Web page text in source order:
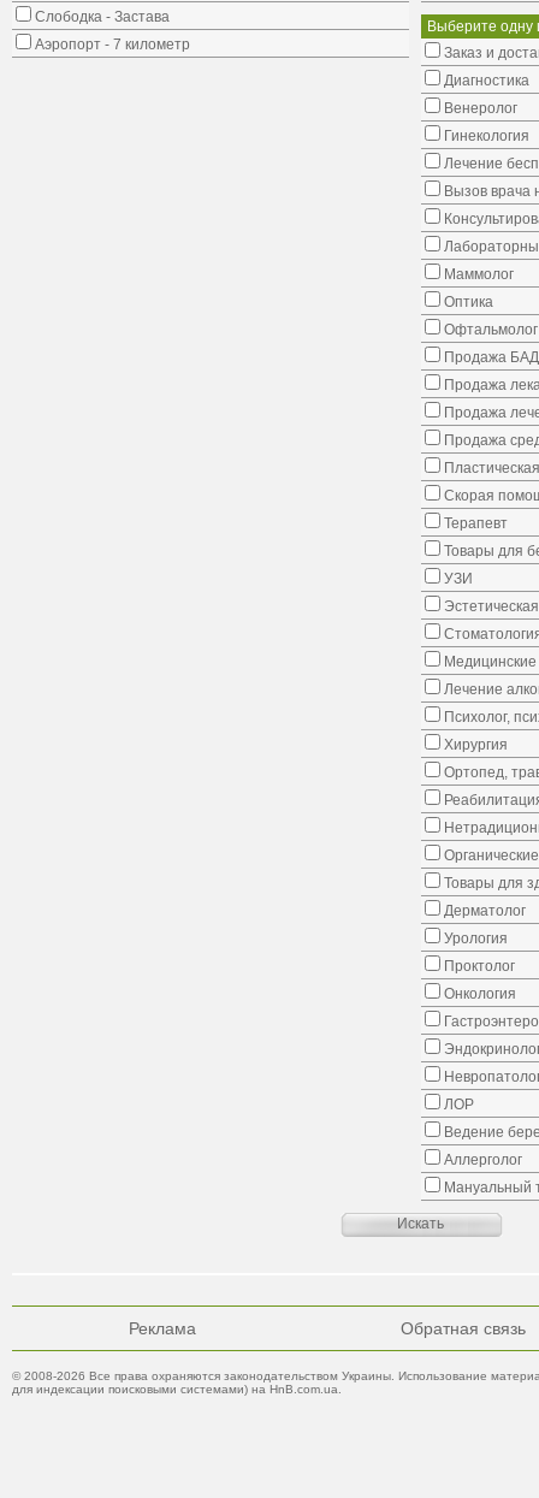
Слободка - Застава
Аэропорт - 7 километр
Выберите одну
Заказ и
Диагностика
Венеролог
Гинекология
Лечение
Вызов врача
Маммолог
Оптика
Офтальмолог
Продажа
Продажа
Продажа
Продажа
Скорая
Терапевт
Товары для
УЗИ
Медицинские
Лечение
Психолог,
Хирургия
Ортопед,
Товары для
Дерматолог
Урология
Проктолог
Онкология
ЛОР
Ведение
Аллерголог
Мануальный
Реклама Обратная связь
© 2008-2026 Все права охраняются законодательством Украины. Использование
для индексации поисковыми системами) на HnB.com.ua.